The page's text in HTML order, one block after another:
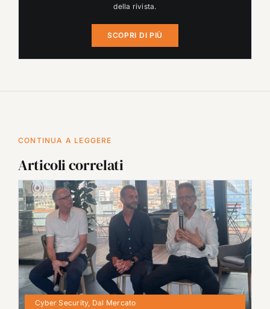
della rivista.
SCOPRI DI PIÙ
CONTINUA A LEGGERE
Articoli correlati
Cyber Security, Dal Mercato